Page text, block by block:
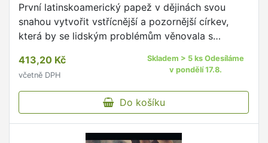
První latinskoamerický papež v dějinách svou
snahou vytvořit vstřícnější a pozornější církev,
která by se lidským problémům věnovala s
některých lidí intenzivní …
413,20 Kč
včetně DPH
Skladem > 5 ks Odesíláme
v pondělí 17.8.
Do košíku